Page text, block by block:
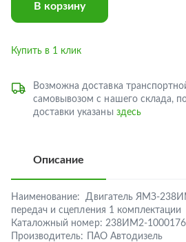
В корзину
Купить в 1 клик
Возможна доставка
самовывозом с нашего склада,
доставки указаны здесь
Описание
Наименование:
Двигатель ЯМЗ-
передач и сцепления 1 комплектации
Каталожный номер: 238ИМ2-1000176
Производитель:
ПАО Автодизель